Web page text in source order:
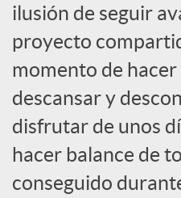
e
s
S
o
ilusión de seguir
proyecto
momento de hacer
descansar y
disfrutar de unos
hacer balance de
conseguido